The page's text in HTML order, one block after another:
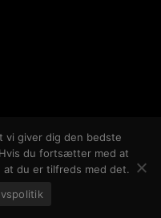
vi giver dig den bedste
du fortsætter med at
du er tilfreds med det.